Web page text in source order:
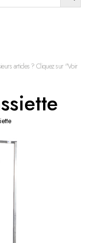
articles ? Cliquez sur "Voir